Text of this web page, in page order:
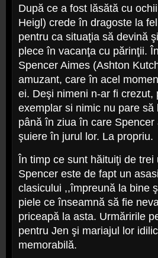
După ce a fost lăsătă cu
Heigl) crede în dragoste la
pentru ca situaţia să devină
plece în vacanţa cu părinţii.
Spencer Aimes (Ashton
amuzant, care în acel
ei. Deşi nimeni n-ar fi
exemplar si nimic nu pare
până în ziua în care
şuiere în jurul lor. La propriu.
În timp ce sunt hăituiţi de
Spencer este de fapt un
clasicului ,,împreună la bine
piele ce înseamnă să fie
priceapă la asta. Urmăririle
pentru Jen şi mariajul lor
memorabilă.